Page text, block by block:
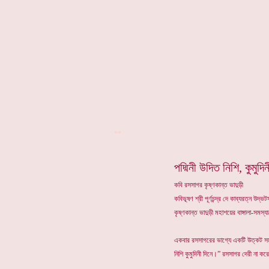
পদ্মিনী উদিত নিশি,
কবি রসসাগর কৃষ্ণকান্ত ভাদুড়ী
কবিভূষণ শ্রী পূর্ণচন্দ্র দে কাব্যরত্ন
কৃষ্ণকান্ত ভাদুড়ী মহাশয়ের বাঙ্গালা-
একবার রসসাগরের ভাগ্যে একটি উত্কট
নিশি কুমুদিনী দিনে।” রসসাগর দেরী না